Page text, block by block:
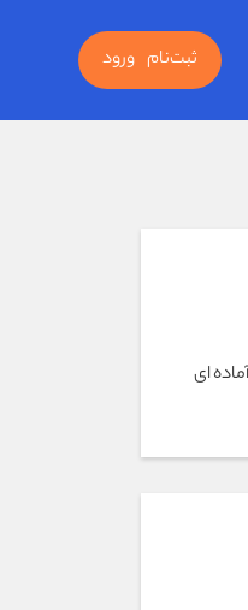
ثبت‌نام ورود
ای